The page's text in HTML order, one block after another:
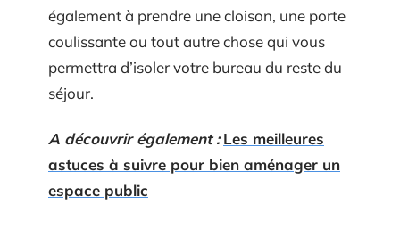
également à prendre une cloison, une porte
coulissante ou tout autre chose qui vous
permettra d’isoler votre bureau du reste du
séjour.
A découvrir également : Les meilleures
astuces à suivre pour bien aménager un
espace public